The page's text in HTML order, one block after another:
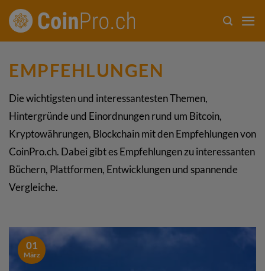
Zum
Inhalt
EMPFEHLUNGEN
Die wichtigsten und interessantesten Themen,
Hintergründe und Einordnungen rund um Bitcoin,
Kryptowährungen, Blockchain mit den Empfehlungen von
CoinPro.ch. Dabei gibt es Empfehlungen zu interessanten
Büchern, Plattformen, Entwicklungen und spannende
Vergleiche.
01
März